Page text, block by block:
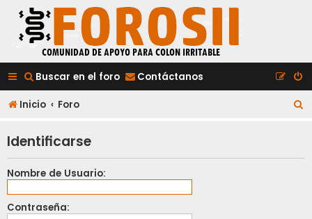
Buscar en el foro Contáctanos
Inicio Foro
Identificarse
Nombre de Usuario:
Contraseña: